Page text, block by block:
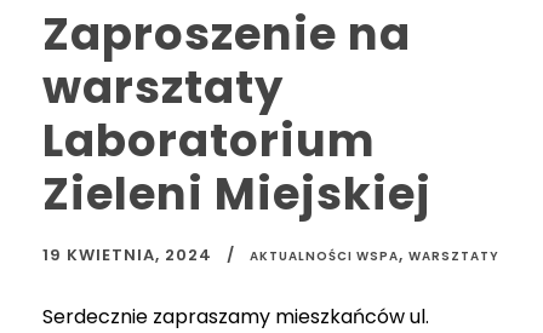
Zaproszenie na
warsztaty
Laboratorium
Zieleni Miejskiej
19 KWIETNIA, 2024 AKTUALNOŚCI WSPA, WARSZTATY
Serdecznie zapraszamy mieszkańców ul.